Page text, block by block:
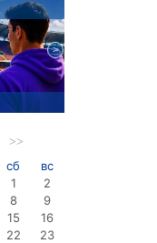
>>
сб
вс
1
2
8
9
15
16
22 23